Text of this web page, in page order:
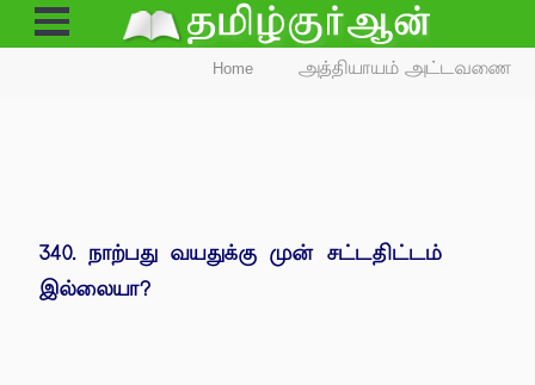
Open
Menu
Home அத்தியாயம் அட்டவணை
340. நாற்பது வயதுக்கு முன் சட்டதிட்டம்
இல்லையா?